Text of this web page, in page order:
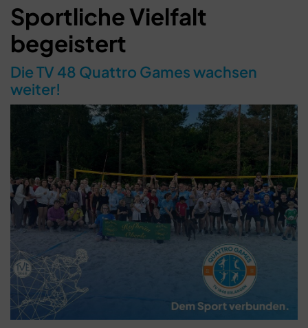
Schließen
Sportliche Vielfalt
begeistert
Die TV 48 Quattro Games wachsen
weiter!